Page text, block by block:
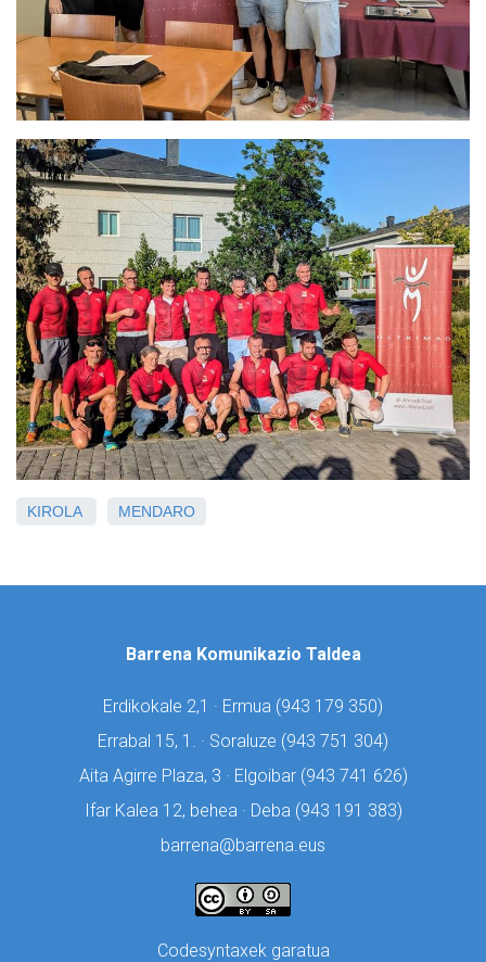
KIROLA MENDARO
Barrena Komunikazio Taldea
Erdikokale 2,1 · Ermua (943 179 350)
Errabal 15, 1. · Soraluze (943 751 304)
Aita Agirre Plaza, 3 · Elgoibar (943 741 626)
Ifar Kalea 12, behea · Deba (943 191 383)
barrena@barrena.eus
Codesyntaxek garatua